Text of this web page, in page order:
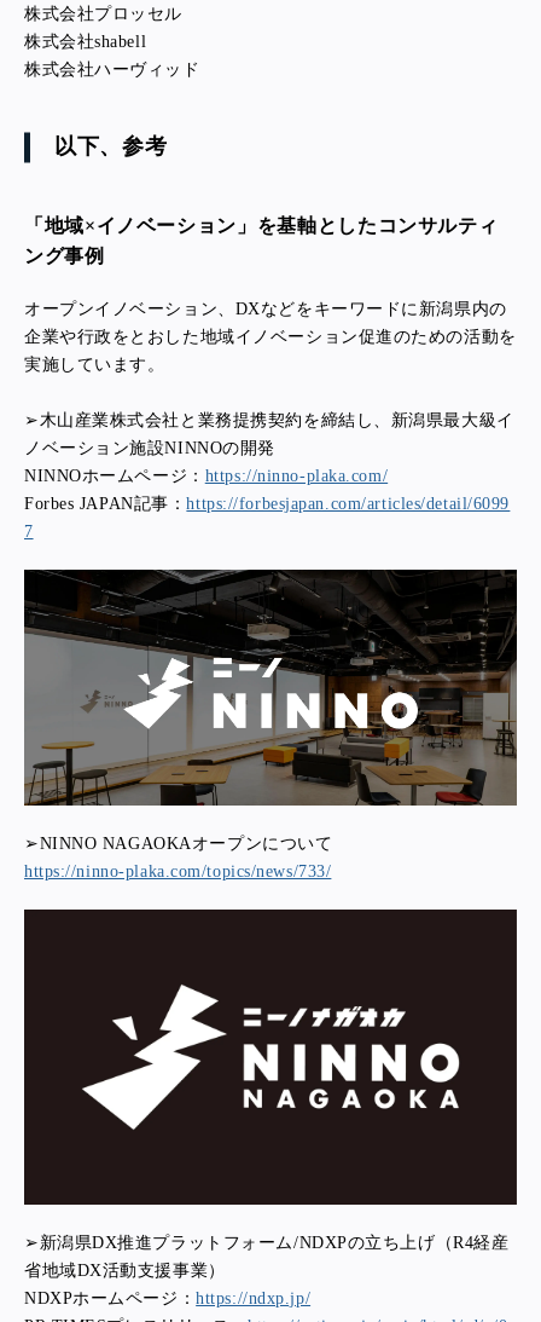
株式会社プロッセル
株式会社shabell
株式会社ハーヴィッド
以下、参考
「地域×イノベーション」を基軸としたコンサルティ
ング事例
オープンイノベーション、DXなどをキーワードに新潟県内の
企業や行政をとおした地域イノベーション促進のための活動を
実施しています。
➢木山産業株式会社と業務提携契約を締結し、新潟県最大級イ
ノベーション施設NINNOの開発
NINNOホームページ： https://ninno-plaka.com/
Forbes JAPAN記事：https://forbesjapan.com/articles/detail/6099
7
➢NINNO NAGAOKAオープンについて
https://ninno-plaka.com/topics/news/733/
➢新潟県DX推進プラットフォーム/NDXPの立ち上げ（R4経産
省地域DX活動支援事業）
NDXPホームページ：https://ndxp.jp/